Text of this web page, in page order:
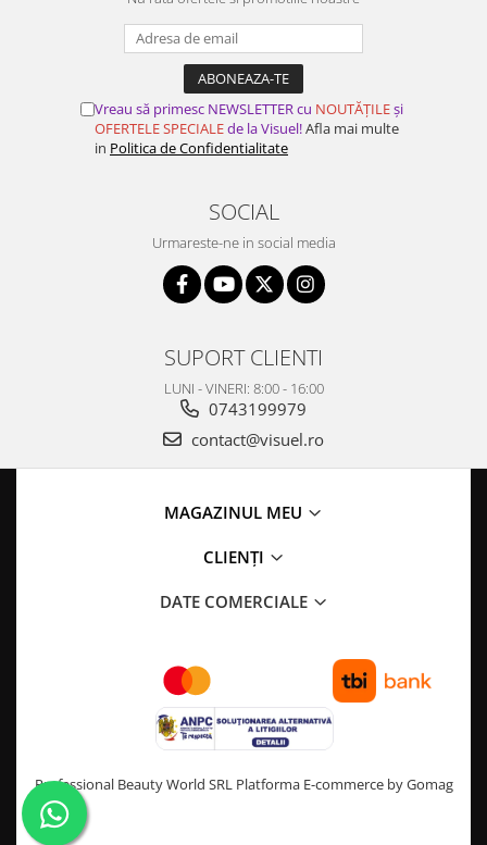
Vreau să primesc NEWSLETTER cu NOUTĂȚILEși
OFERTELE SPECIALEde la Visuel!Afla mai multe
in Politica de Confidentialitate
SOCIAL
Urmareste-ne in social media
SUPORT CLIENTI
LUNI - VINERI: 8:00 - 16:00
0743199979
contact@visuel.ro
MAGAZINUL MEU
CLIENȚI
DATE COMERCIALE
Professional Beauty World SRL Platforma E-commerce by Gomag